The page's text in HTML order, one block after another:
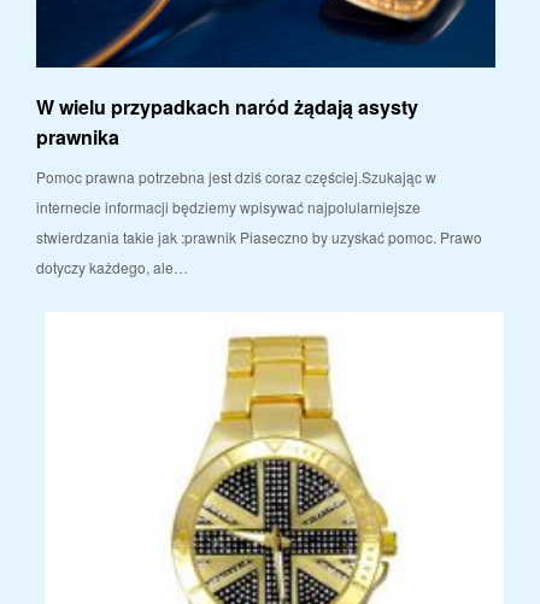
W wielu przypadkach naród żądają asysty
prawnika
Pomoc prawna potrzebna jest dziś coraz częściej.Szukając w
internecie informacji będziemy wpisywać najpolularniejsze
stwierdzania takie jak :prawnik Piaseczno by uzyskać pomoc. Prawo
dotyczy każdego, ale…